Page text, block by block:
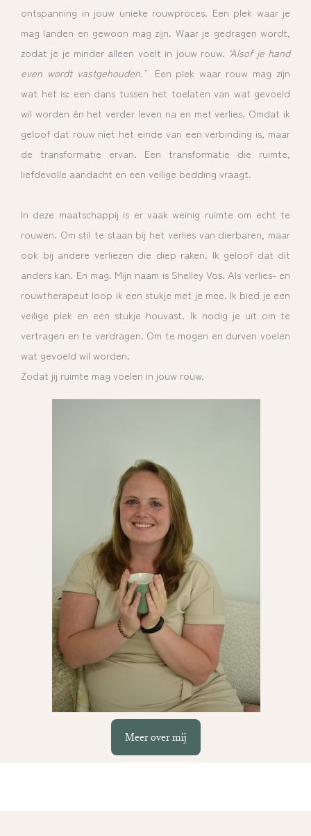
ontspanning in jouw unieke rouwproces. Een plek waar je
mag landen en gewoon mag zijn. Waar je gedragen wordt,
zodat je je minder alleen voelt in jouw rouw. ‘Alsof je hand
even wordt vastgehouden.’
Een plek waar rouw mag zijn
wat het is: een dans tussen het toelaten van wat gevoeld
wil worden én het verder leven na en met verlies. Omdat ik
geloof dat rouw niet het einde van een verbinding is, maar
de transformatie ervan. Een transformatie die ruimte,
liefdevolle aandacht en een veilige bedding vraagt.
In deze maatschappij is er vaak weinig ruimte om echt te
rouwen. Om stil te staan bij het verlies van dierbaren, maar
ook bij andere verliezen die diep raken. Ik geloof dat dit
anders kan. En mag. Mijn naam is Shelley Vos. Als verlies- en
rouwtherapeut loop ik een stukje met je mee. Ik bied je een
veilige plek en een stukje houvast. Ik nodig je uit om te
vertragen en te verdragen. Om te mogen en durven voelen
wat gevoeld wil worden.
Zodat jij ruimte mag voelen in jouw rouw.
Meer over mij